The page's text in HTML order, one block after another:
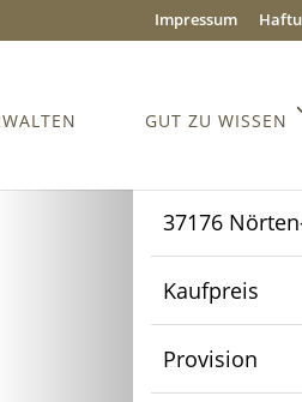
Impressum
GUT ZU WISSEN
37176
Kaufpreis
Provision